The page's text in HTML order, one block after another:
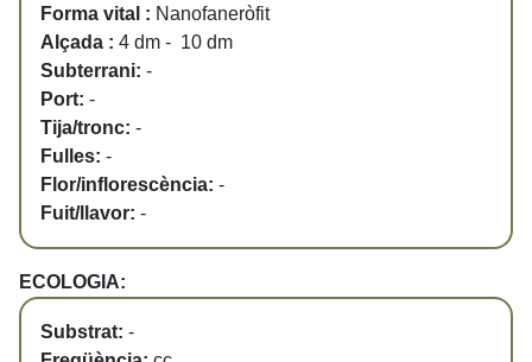
Forma vital : Nanofaneròfit
Alçada : 4 dm - 10 dm
Subterrani: -
Port: -
Tija/tronc: -
Fulles: -
Flor/inflorescència: -
Fuit/llavor: -
ECOLOGIA:
Substrat: -